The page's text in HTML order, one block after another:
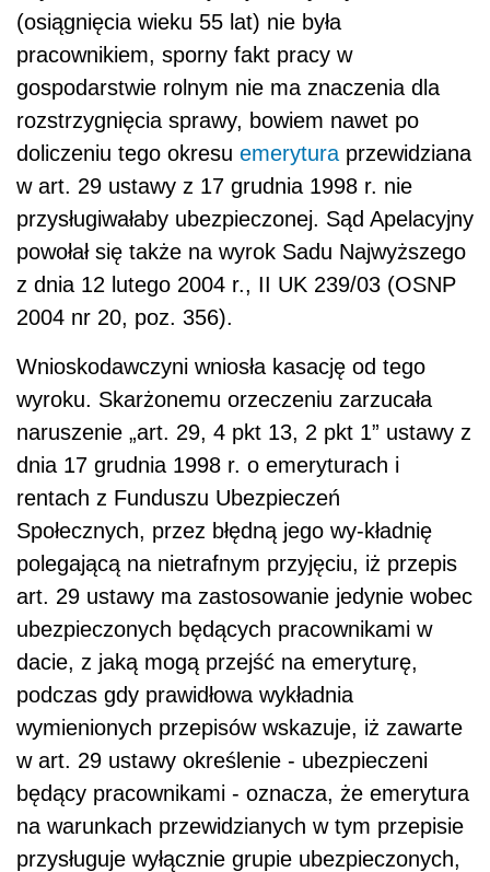
(osiągnięcia wieku 55 lat) nie była
pracownikiem, sporny fakt pracy w
gospodarstwie rolnym nie ma znaczenia dla
rozstrzygnięcia sprawy, bowiem nawet po
doliczeniu tego okresu emerytura przewidziana
w art. 29 ustawy z 17 grudnia 1998 r. nie
przysługiwałaby ubezpieczonej. Sąd Apelacyjny
powołał się także na wyrok Sadu Najwyższego
z dnia 12 lutego 2004 r., II UK 239/03 (OSNP
2004 nr 20, poz. 356).
Wnioskodawczyni wniosła kasację od tego
wyroku. Skarżonemu orzeczeniu zarzucała
naruszenie „art. 29, 4 pkt 13, 2 pkt 1” ustawy z
dnia 17 grudnia 1998 r. o emeryturach i
rentach z Funduszu Ubezpieczeń
Społecznych, przez błędną jego wy-kładnię
polegającą na nietrafnym przyjęciu, iż przepis
art. 29 ustawy ma zastosowa­nie jedynie wobec
ubezpieczonych będących pracownikami w
dacie, z jaką mogą przejść na emeryturę,
podczas gdy prawidłowa wykładnia
wymienionych przepisów wskazuje, iż zawarte
w art. 29 ustawy określenie - ubezpieczeni
będący pracowni­kami - oznacza, że emerytura
na warunkach przewidzianych w tym przepisie
przysługuje wyłącznie grupie ubezpieczonych,